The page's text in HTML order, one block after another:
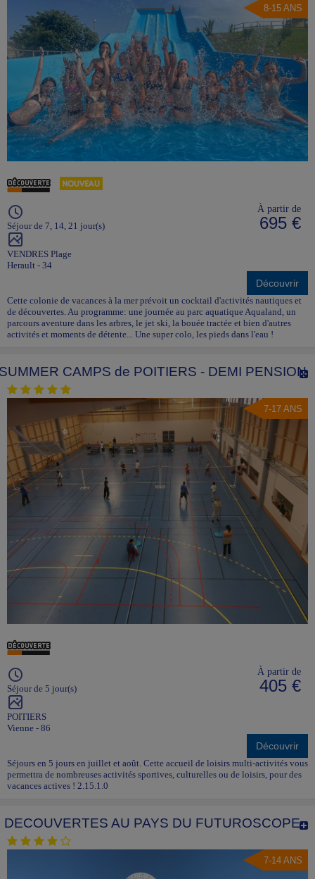
8-15 ANS
Séjour de 7, 14, 21 jour(s)
VENDRES Plage
Herault - 34
À partir de
695 €
Découvrir
Cette colonie de vacances à la mer prévoit un cocktail d'activités nautiques et
de découvertes. Au programme: une journée au parc aquatique Aqualand, un
parcours aventure dans les arbres, le jet ski, la bouée tractée et bien d'autres
activités et moments de détente... Une super colo, les pieds dans l'eau !
CAMPS de POITIERS - DEMI PENSION
7-17 ANS
Séjour de 5 jour(s)
POITIERS
Vienne - 86
À partir de
405 €
Découvrir
Séjours en 5 jours en juillet et août. Cette accueil de loisirs multi-activités vous
permettra de nombreuses activités sportives, culturelles ou de loisirs, pour des
vacances actives ! 2.15.1.0
DECOUVERTES AU PAYS DU FUTUROSCOPE
7-14 ANS